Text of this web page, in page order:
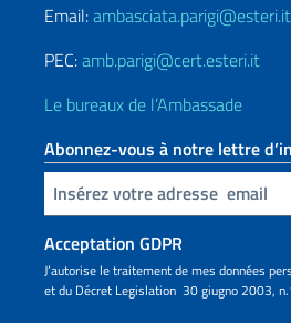
Email:ambasciata.parigi@esteri.it
PEC:amb.parigi@cert.esteri.it
Le bureaux de l’Ambassade
Abonnez-vous à notre lettre
Insert your email
Acceptation GDPR
J’autorise le traitement de mes données
et du Décret Legislation 30 giugno 2003,